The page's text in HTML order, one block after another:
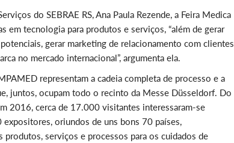
do SEBRAE RS, Ana Paula Rezende, a Feira Medica
em tecnologia para produtos e serviços, “além de gerar
gerar marketing de relacionamento com clientes
no mercado internacional”, argumenta ela.
representam a cadeia completa de processo e a
juntos, ocupam todo o recinto da Messe Düsseldorf. Do
2016, cerca de 17.000 visitantes interessaram-se
oriundos de uns bons 70 países,
serviços e processos para os cuidados de